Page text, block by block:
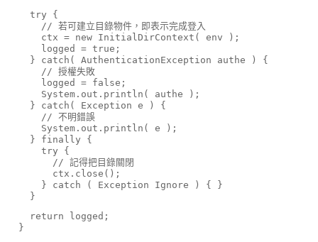
try {
      // 若可建立目錄物件，即表示完成登入
      ctx =
new InitialDirContext( env );
      logged =
true ;
    }
catch ( AuthenticationException authe ) {
      // 授權失敗
      logged =
false ;
System .out.println( authe );
    }
catch ( Exception e ) {
      // 不明錯誤
System .out.println( e );
    }
finally {
try {
        // 記得把目錄關閉
        ctx.close();
      }
catch ( Exception Ignore ) { }
    }
return logged;
  }